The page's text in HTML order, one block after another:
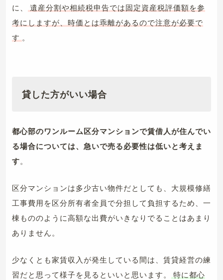
に、
遺産分割や相続税申告では固定資産税評価額を参
考にしますが、時価とは乖離があるので注意が必要で
す 。
貸した方がいい場合
都心部のワンルーム区分マンションで賃借人が住んでい
る場合については、急いで売る必要性は低いと考えま
す。
区分マンションは多少古い物件だとしても、大規模修繕
工事費用を区分所有者全員で分担して負担するため、一
棟もののように高額な出費がいきなりでることはあまり
ありません。
少なくとも家賃収入が発生している間は、賃貸経営の練
習だと思って様子を見るといいと思います。
特に都心